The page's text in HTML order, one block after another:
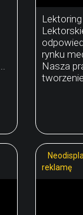
rynku
Nasza
reklamę